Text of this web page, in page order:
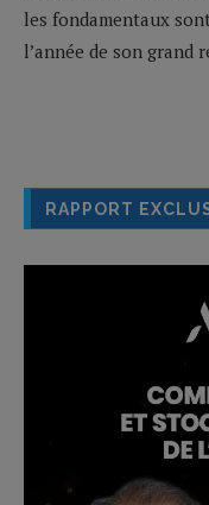
les fondamentaux
l’année de son grand
RAPPORT